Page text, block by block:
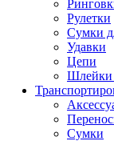
Рулетки
Сумки
Удавки
Цепи
Шлейки
Сумки